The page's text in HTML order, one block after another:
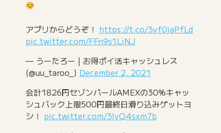
アプリからどうぞ！ https://t.co/3yf0jaPfLd
pic.twitter.com/FFn9s1LiNJ
— うーたろー | お得ポイ活キャッシュレス
(@uu_taroo_) December 2, 2021
会計1826円セゾンパールAMEXの30%キャッ
シュバック上限500円最終日滑り込みゲットヨ
シ！ pic.twitter.com/3IyQ4sxm7b